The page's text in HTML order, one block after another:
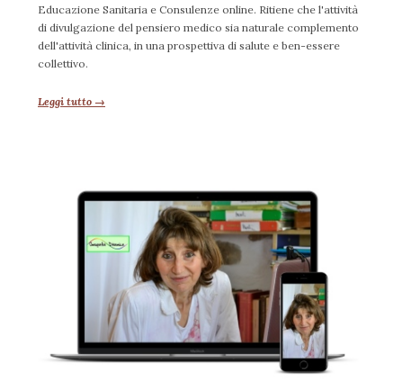
Educazione Sanitaria e Consulenze online. Ritiene che l'attività
di divulgazione del pensiero medico sia naturale complemento
dell'attività clinica, in una prospettiva di salute e ben-essere
collettivo.
Leggi tutto →